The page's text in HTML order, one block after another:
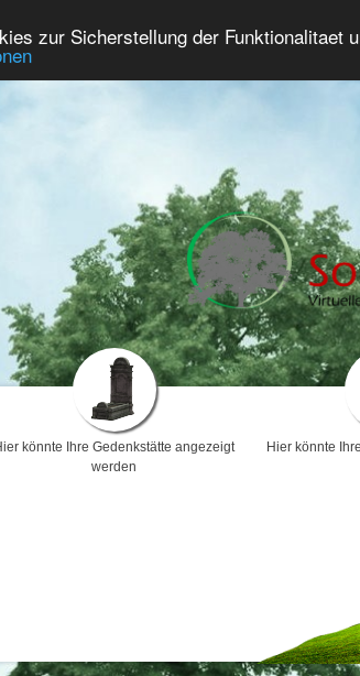
zur Sicherstellung der
Gedenken
könnte Ihre Gedenkstätte angezeigt
werden
Hier könnte